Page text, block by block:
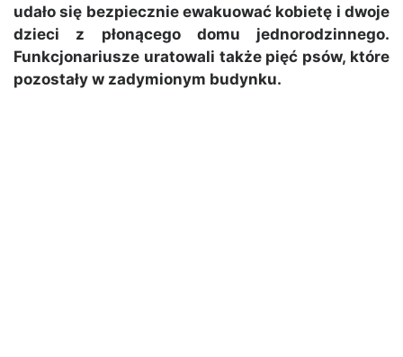
udało się bezpiecznie ewakuować kobietę i dwoje
dzieci z płonącego domu jednorodzinnego.
Funkcjonariusze uratowali także pięć psów, które
pozostały w zadymionym budynku.